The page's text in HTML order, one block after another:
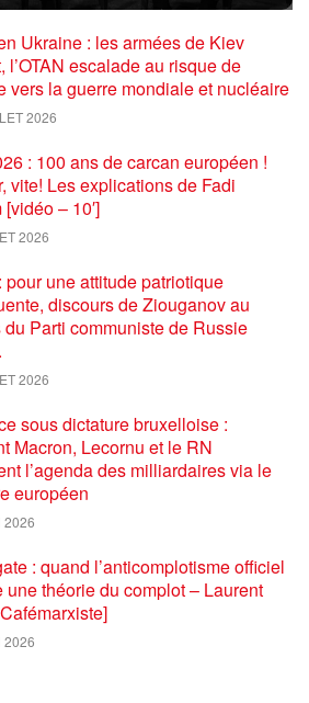
Ukraine : les armées de Kiev
l’OTAN escalade au risque de
vers la guerre mondiale et nucléaire
2026
: 100 ans de carcan européen !
vite! Les explications de Fadi
– 10′]
2026
pour une attitude patriotique
discours de Ziouganov au
du Parti communiste de Russie
2026
sous dictature bruxelloise :
Macron, Lecornu et le RN
l’agenda des milliardaires via le
européen
: quand l’anticomplotisme officiel
une théorie du complot – Laurent